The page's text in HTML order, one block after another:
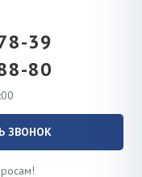
39
80
ЗВОНОК